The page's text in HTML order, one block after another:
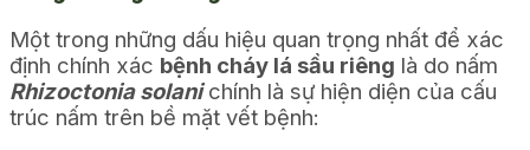
Một trong những dấu hiệu quan trọng nhất để xác
định chính xác bệnh cháy lá sầu riêng là do nấm
Rhizoctonia solanichính là sự hiện diện của cấu
trúc nấm trên bề mặt vết bệnh: